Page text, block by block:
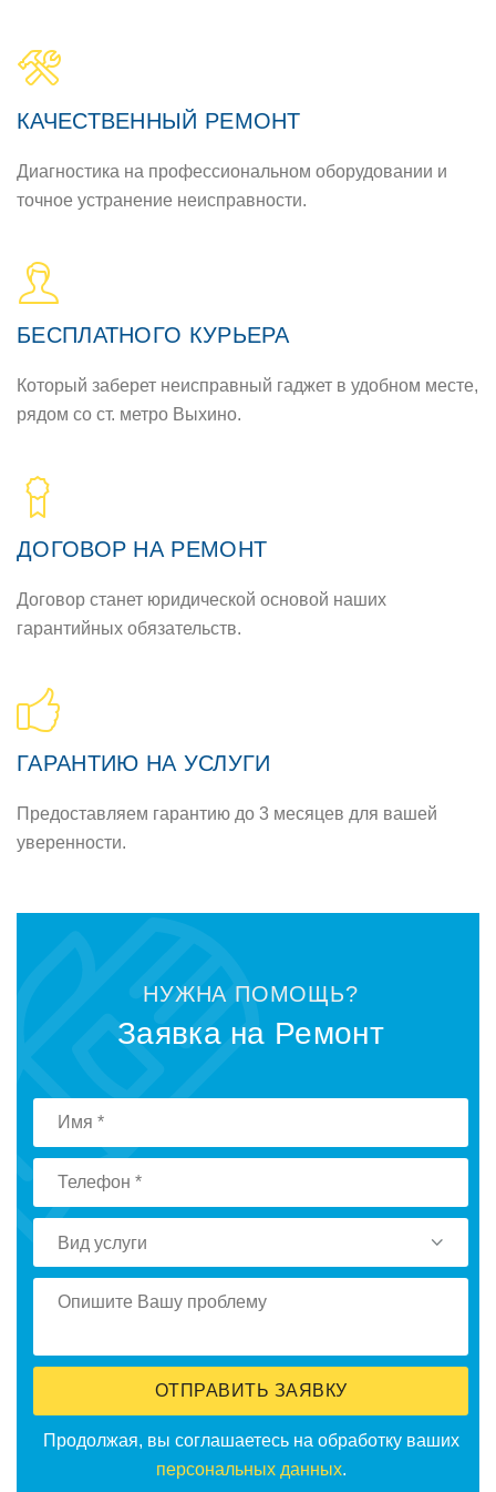
КАЧЕСТВЕННЫЙ РЕМОНТ
Диагностика на профессиональном оборудовании и
точное устранение неисправности.
БЕСПЛАТНОГО КУРЬЕРА
Который заберет неисправный гаджет в удобном месте,
рядом со ст. метро Выхино.
ДОГОВОР НА РЕМОНТ
Договор станет юридической основой наших
гарантийных обязательств.
ГАРАНТИЮ НА УСЛУГИ
Предоставляем гарантию до 3 месяцев для вашей
уверенности.
НУЖНА ПОМОЩЬ?
Заявка на Ремонт
Вид услуги
ОТПРАВИТЬ ЗАЯВКУ
Продолжая, вы соглашаетесь на обработку ваших
персональных данных.